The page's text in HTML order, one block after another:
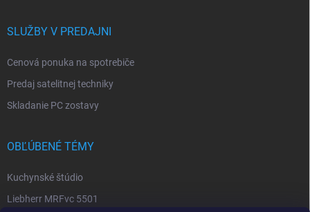
SLUŽBY V PREDAJNI
Cenová ponuka na spotrebiče
Predaj satelitnej techniky
Skladanie PC zostavy
OBĽÚBENÉ TÉMY
Kuchynské štúdio
Liebherr MRFvc 5501